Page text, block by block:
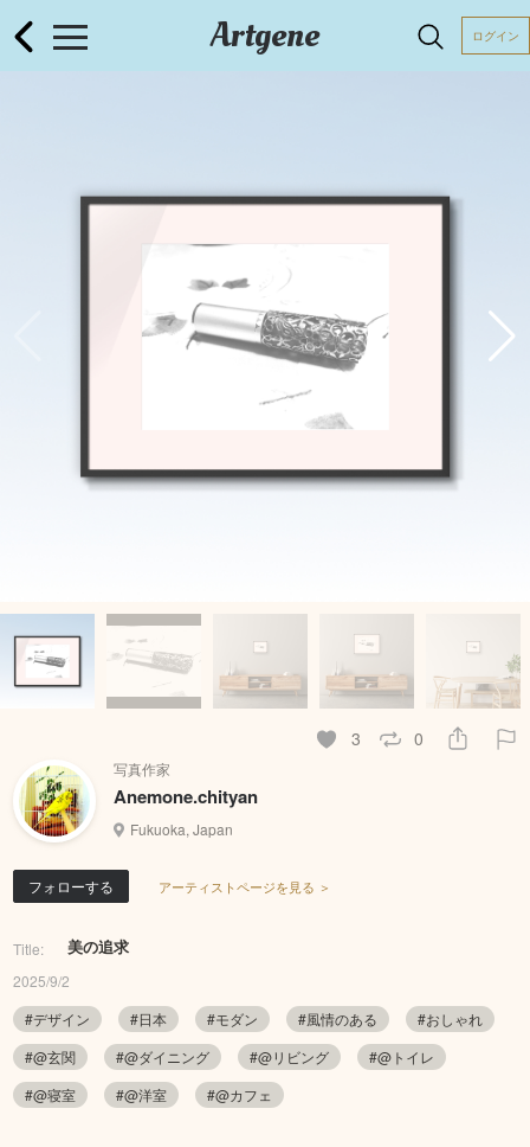
Artgene ログイン
3 0
写真作家
Anemone.chityan
Fukuoka, Japan
フォローする アーティストページを見る ＞
Title: 美の追求
2025/9/2
#デザイン
#日本 #モダン #風情のある
#おしゃれ
#@玄関
#@ダイニング #@リビング
#@トイレ
#@寝室
#@洋室 #@カフェ